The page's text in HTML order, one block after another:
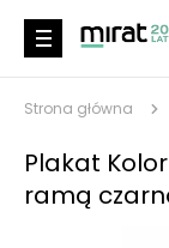
Strona główna
Plakat
ramą